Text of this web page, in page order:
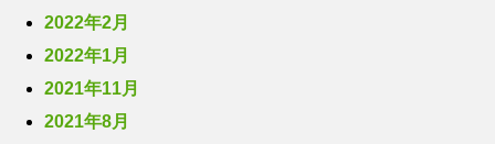
2022年2月
2022年1月
2021年11月
2021年8月